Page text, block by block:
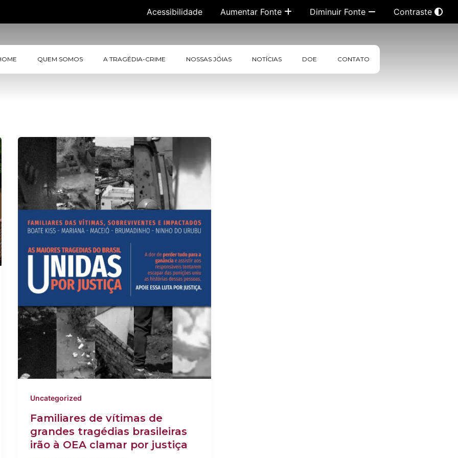
Acessibilidade Aumentar Fonte Diminuir Fonte Contraste
QUEM SOMOS A TRAGÉDIA-CRIME NOSSAS JÓIAS NOTÍCIAS DOE CONTATO
Uncategorized
Familiares de vítimas de
grandes tragédias brasileiras
irão à OEA clamar por justiça